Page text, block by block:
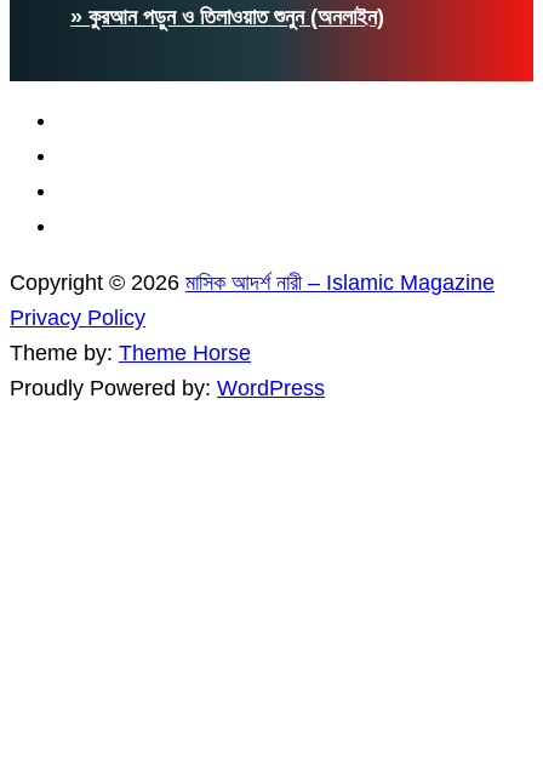
» কুরআন পড়ুন ও তিলাওয়াত শুনুন (অনলাইন)
Copyright © 2026 মাসিক আদর্শ নারী – Islamic Magazine
Privacy Policy
Theme by: Theme Horse
Proudly Powered by: WordPress